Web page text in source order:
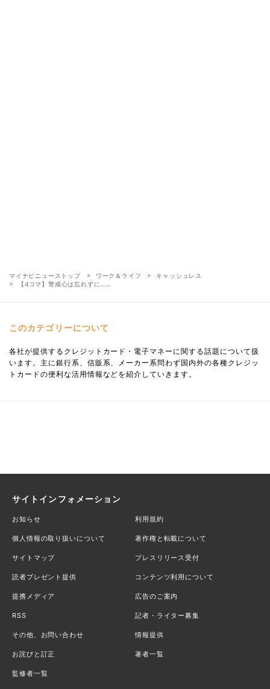
マイナビニューストップ ワーク＆ライフ
キャッシュレス
【4コマ】警戒心は忘れずに……
このカテゴリーについて
各社が提供するクレジットカード・電子マネーに関する話題について扱
います。主に銀行系、信販系、メーカー系問わず国内外の各種クレジッ
トカードの便利な活用情報などを紹介していきます。
サイトインフォメーション
お知らせ 利用規約
個人情報の取り扱いについて 著作権と転載について
サイトマップ プレスリリース受付
読者プレゼント提供 コンテンツ利用について
提携メディア 広告のご案内
RSS 記者・ライター募集
その他、お問い合わせ 情報提供
お詫びと訂正 著者一覧
監修者一覧